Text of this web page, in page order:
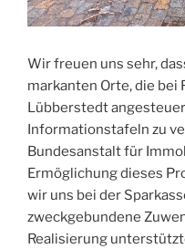
Wir freuen uns sehr,
markanten Orte, die bei
Lübberstedt
Informationstafeln zu
Bundesanstalt für
Ermöglichung dieses
wir uns bei der
zweckgebundene
Realisierung